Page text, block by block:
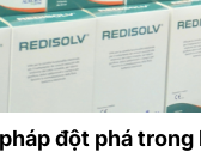
đột phá